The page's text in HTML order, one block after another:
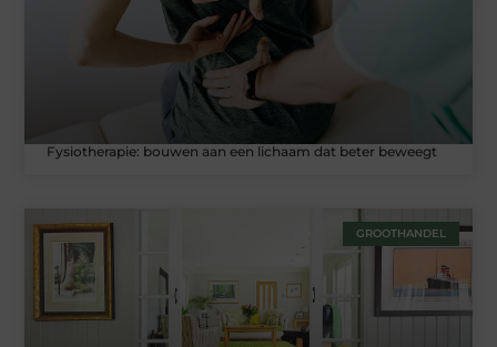
Fysiotherapie: bouwen aan een lichaam dat beter beweegt
GROOTHANDEL